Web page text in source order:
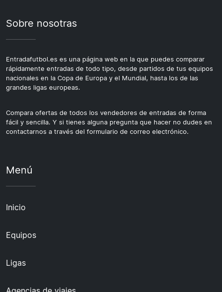
Sobre nosotras
Entradafutbol.es es una página web en la que puedes comparar
rápidamente entradas de todo tipo, desde partidos de tus equipos
nacionales en la Copa de Europa y el Mundial, hasta los de las
grandes ligas europeas.
Compara ofertas de todos los vendedores de entradas de forma
fácil y sencilla. Y si tienes alguna pregunta que hacer no dudes en
contactarnos a través del formulario de correo electrónico.
Menú
Inicio
Equipos
Ligas